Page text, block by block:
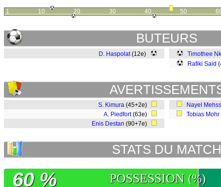
1 10 20 30 40 50
BUTEURS
D. Haspolat(12e)
Timothee
Rafiki Said
S. Kimura (45+2e)
A. Piedfort(63e)
Enis Destan (90+7e)
Nayel
Tobias Mohr
STATS DU MATCH
POSSESSION (%)
60 %